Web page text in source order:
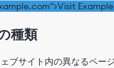
>Visit
種類
ブサイト内の異なるペー